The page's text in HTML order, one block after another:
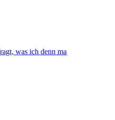
was ich denn ma